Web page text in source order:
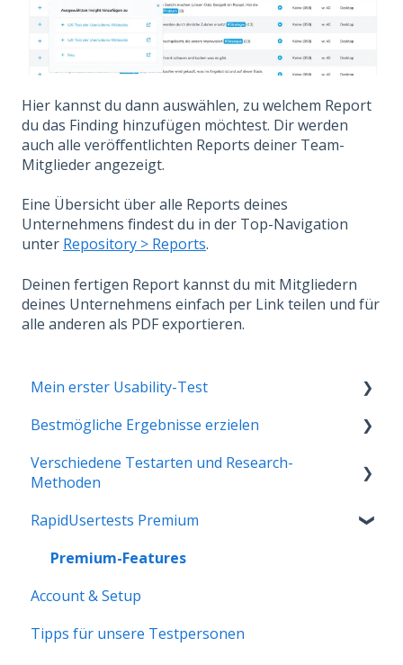
Hier kannst du dann auswählen, zu welchem Report
du das Finding hinzufügen möchtest. Dir werden
auch alle veröffentlichten Reports deiner Team-
Mitglieder angezeigt.
Eine Übersicht über alle Reports deines
Unternehmens findest du in der Top-Navigation
unter Repository > Reports.
Deinen fertigen Report kannst du mit Mitgliedern
deines Unternehmens einfach per Link teilen und für
alle anderen als PDF exportieren.
Mein erster Usability-Test
Das Testkonzept erstellen
Besonderheiten von moderierten
RapidUsertests
Bestmögliche Ergebnisse erzielen
Auswertung der Usability-Tests
Profis
Verschiedene Testarten und Research-
Methoden
Das kannst du alles testen
RapidUsertests Premium
Premium-Features
Account & Setup
Tipps für unsere Testpersonen